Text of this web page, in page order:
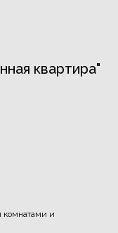
квартира"
комнатами и